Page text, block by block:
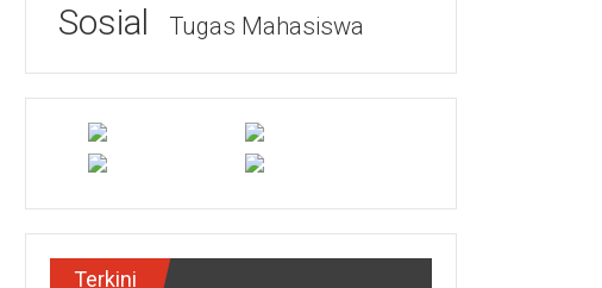
Sosial Tugas Mahasiswa
Terkini